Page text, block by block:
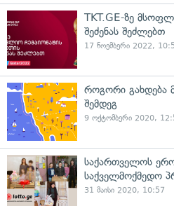
TKT.GE-ზე
შეძენას შეძლებთ
17 ნოემბერი 2022,
როგორი გახდება
შემდეგ
9 ოქტომბერი 2020,
საქართველოს
საქველმოქმედო
31 მაისი 2020, 10:57